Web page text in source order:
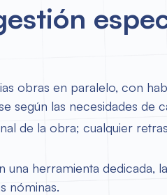
obras en paralelo, con
según las necesidades de
de la obra; cualquier
herramienta dedicada,
nóminas.